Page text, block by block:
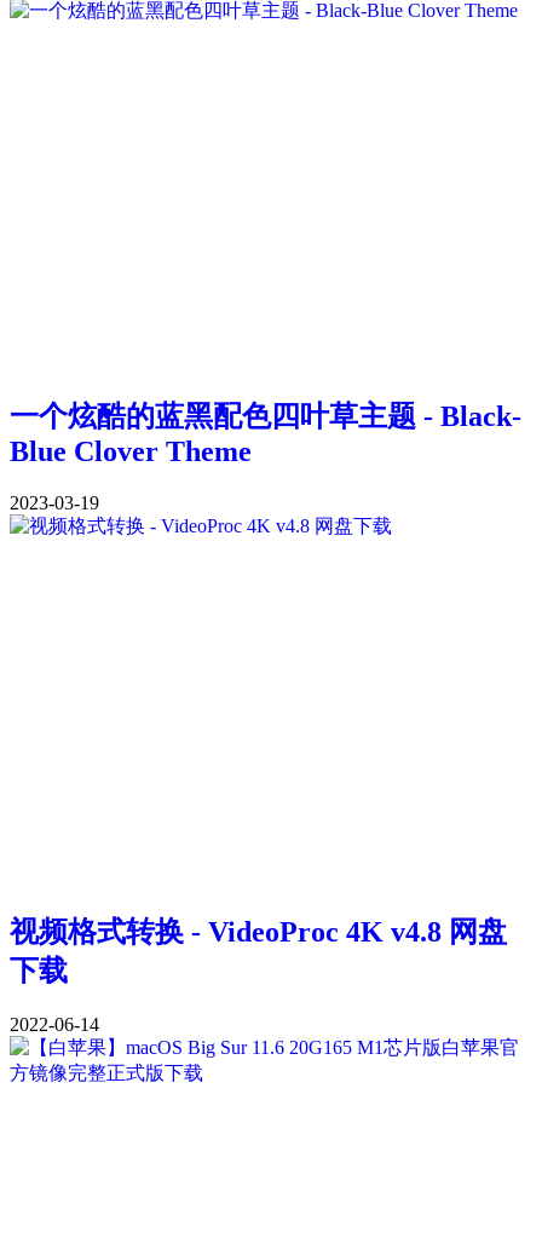
一个炫酷的蓝黑配色四叶草主题 - Black-
Blue Clover Theme
2023-03-19
视频格式转换 - VideoProc 4K v4.8 网盘
下载
2022-06-14